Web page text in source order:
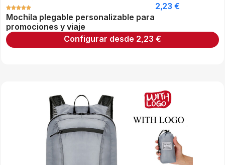
Mochila plegable personalizable para
promociones y viaje
2,23 €
Configurar desde 2,23 €